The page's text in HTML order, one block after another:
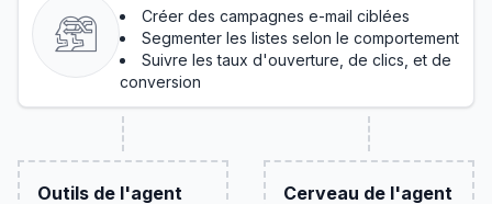
Créer des campagnes e-mail ciblées
Segmenter les listes selon le comportement
Suivre les taux d'ouverture, de clics, et de
conversion
Outils de l'agent Cerveau de l'agent